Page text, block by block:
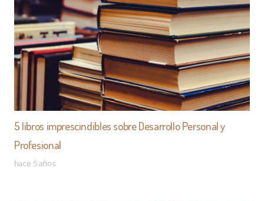
5 libros imprescindibles sobre Desarrollo Personal y
Profesional
hace 5 años